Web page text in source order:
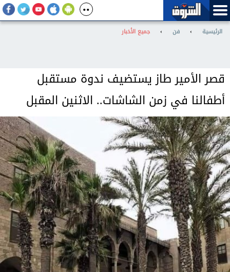
الرئيسية › فن › جميع الأخبار
قصر الأمير طاز يستضيف ندوة مستقبل
أطفالنا في زمن الشاشات.. الاثنين المقبل